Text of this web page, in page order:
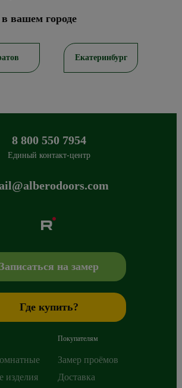
вашем городе
Екатеринбург
8 800 550 7954
Единый контакт-центр
Записаться на замер
Где купить?
изделия
Покупателям
Замер проёмов
Доставка